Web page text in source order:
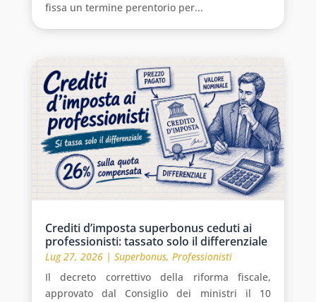
fissa un termine perentorio per...
Crediti d’imposta superbonus ceduti ai
professionisti: tassato solo il differenziale
Lug 27, 2026| Superbonus, Professionisti
Il decreto correttivo della riforma fiscale,
approvato dal Consiglio dei ministri il 10